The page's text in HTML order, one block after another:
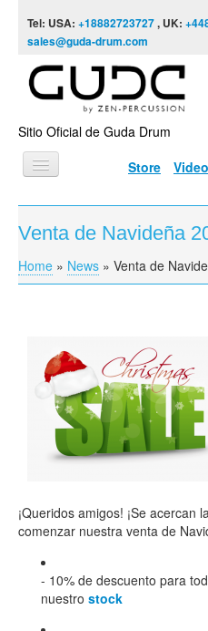
Tel: USA: +18882723727, UK:
sales@guda-drum.com
Sitio Oficial de Guda Drum
Store
INICIO
TIPOS DE GUDA
DISEÑOS
VÍDEOS
TIENDA
PEDIDO
CONTÁCTENOS
Venta de Navideña
You are here
Home » News » Venta de
¡Queridos amigos! ¡Se acercan
comenzar nuestra venta de
- 10% de descuento para
nuestro stock